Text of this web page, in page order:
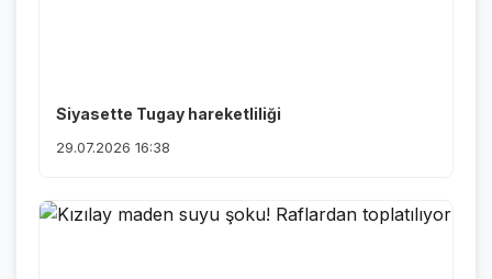
Siyasette Tugay hareketliliği
29.07.2026 16:38